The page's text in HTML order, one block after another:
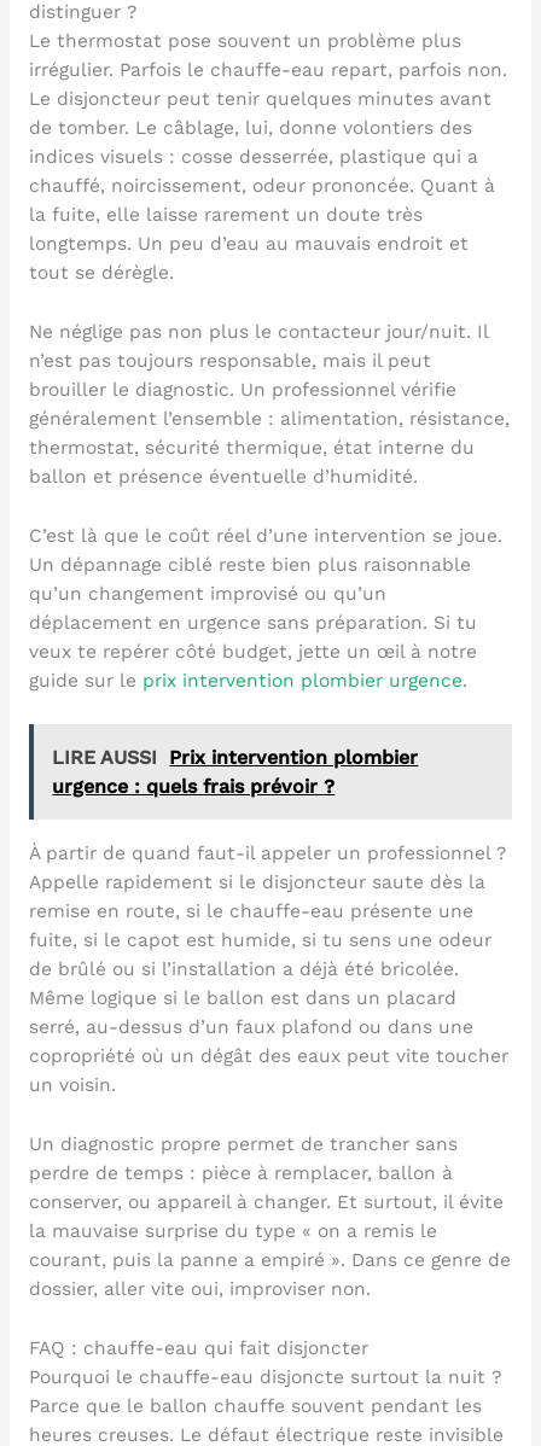
distinguer ?
Le thermostat pose souvent un problème plus
irrégulier. Parfois le chauffe-eau repart, parfois non.
Le disjoncteur peut tenir quelques minutes avant
de tomber. Le câblage, lui, donne volontiers des
indices visuels : cosse desserrée, plastique qui a
chauffé, noircissement, odeur prononcée. Quant à
la fuite, elle laisse rarement un doute très
longtemps. Un peu d’eau au mauvais endroit et
tout se dérègle.
Ne néglige pas non plus le contacteur jour/nuit. Il
n’est pas toujours responsable, mais il peut
brouiller le diagnostic. Un professionnel vérifie
généralement l’ensemble : alimentation, résistance,
thermostat, sécurité thermique, état interne du
ballon et présence éventuelle d’humidité.
C’est là que le coût réel d’une intervention se joue.
Un dépannage ciblé reste bien plus raisonnable
qu’un changement improvisé ou qu’un
déplacement en urgence sans préparation. Si tu
veux te repérer côté budget, jette un œil à notre
guide sur le prix intervention plombier urgence.
LIRE AUSSI
Prix intervention plombier
urgence : quels frais prévoir ?
À partir de quand faut-il appeler un professionnel ?
Appelle rapidement si le disjoncteur saute dès la
remise en route, si le chauffe-eau présente une
fuite, si le capot est humide, si tu sens une odeur
de brûlé ou si l’installation a déjà été bricolée.
Même logique si le ballon est dans un placard
serré, au-dessus d’un faux plafond ou dans une
copropriété où un dégât des eaux peut vite toucher
un voisin.
Un diagnostic propre permet de trancher sans
perdre de temps : pièce à remplacer, ballon à
conserver, ou appareil à changer. Et surtout, il évite
la mauvaise surprise du type « on a remis le
courant, puis la panne a empiré ». Dans ce genre de
dossier, aller vite oui, improviser non.
FAQ : chauffe-eau qui fait disjoncter
Pourquoi le chauffe-eau disjoncte surtout la nuit ?
Parce que le ballon chauffe souvent pendant les
heures creuses. Le défaut électrique reste invisible